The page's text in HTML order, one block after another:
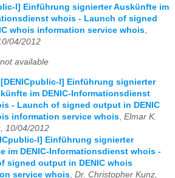
l] Einführung signierter Auskünfte im
whois - Launch of signed
whois information service whois,
04/2012
available
[DENICpublic-l] Einführung signierter
im DENIC-Informationsdienst
- Launch of signed output in DENIC
information service whois Elmar K.
10/04/2012
l] Einführung signierter
im DENIC-Informationsdienst whois -
signed output in DENIC whois
service whois Dr. Christopher Kunz,